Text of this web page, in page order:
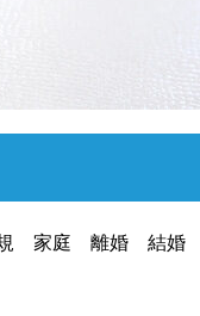
家庭 離婚 結婚